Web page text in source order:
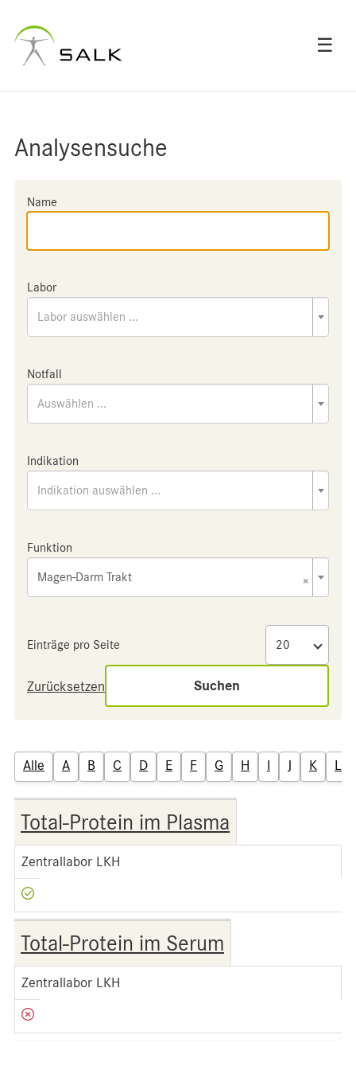
☰
Analysensuche
Name
Labor
Labor auswählen ...
Notfall
Auswählen ...
Indikation
Indikation auswählen ...
Funktion
×
Magen-Darm Trakt
Einträge pro Seite
Zurücksetzen Suchen
Alle A B C D E F G H I J K L
Total-Protein im Plasma
Zentrallabor LKH
Total-Protein im Serum
Zentrallabor LKH